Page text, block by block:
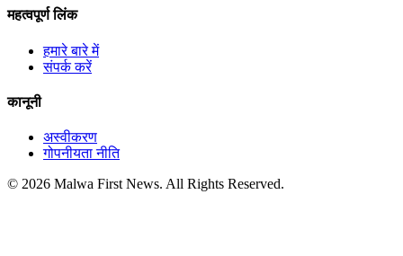
महत्वपूर्ण लिंक
हमारे बारे में
संपर्क करें
कानूनी
अस्वीकरण
गोपनीयता नीति
© 2026 Malwa First News. All Rights Reserved.